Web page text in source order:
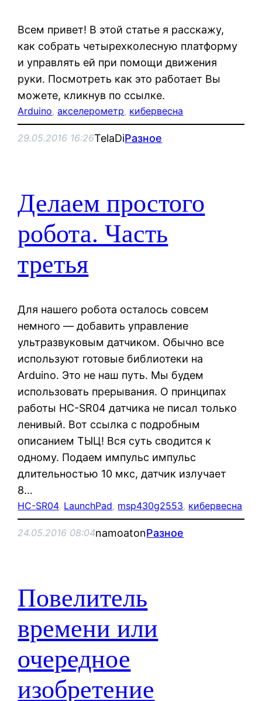
Всем привет! В этой статье я расскажу,
как собрать четырехколесную платформу
и управлять ей при помощи движения
руки. Посмотреть как это работает Вы
можете, кликнув по ссылке.
Arduino, акселерометр, кибервесна
29.05.2016 16:26TelaDiРазное
Делаем простого
робота. Часть
третья
Для нашего робота осталось совсем
немного — добавить управление
ультразвуковым датчиком. Обычно все
используют готовые библиотеки на
Arduino. Это не наш путь. Мы будем
использовать прерывания. О принципах
работы HC-SR04 датчика не писал только
ленивый. Вот ссылка с подробным
описанием ТЫЦ! Вся суть сводится к
одному. Подаем импульс импульс
длительностью 10 мкс, датчик излучает
8…
HC-SR04, LaunchPad, msp430g2553, кибервесна
24.05.2016 08:04namoatonРазное
Повелитель
времени или
очередное
изобретение